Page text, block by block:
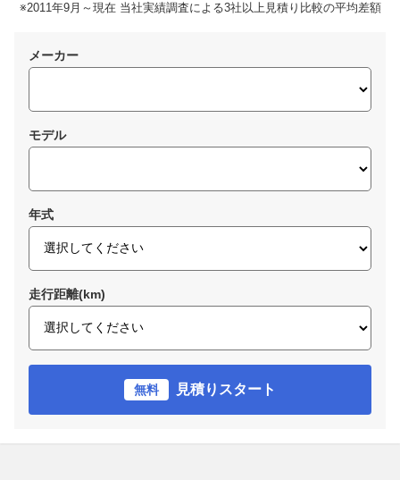
※2011年9月～現在 当社実績調査による3社以上見積り比較の平均差額
メーカー
モデル
年式
走行距離(km)
無料 見積りスタート